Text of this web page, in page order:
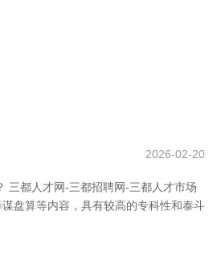
2026-02-20
三都人才网-三都招聘网-三都人才市场
盘算等内容，具有较高的专科性和泰斗